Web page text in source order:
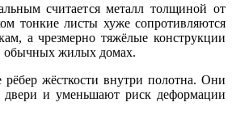
считается металл толщиной от
тонкие листы хуже сопротивляются
а чрезмерно тяжёлые конструкции
обычных жилых домах.
жёсткости внутри полотна. Они
и уменьшают риск деформации